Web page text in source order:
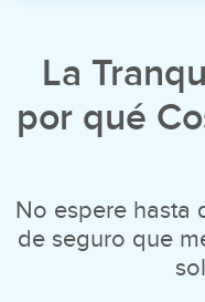
La
por qué
No espere hasta
de seguro que